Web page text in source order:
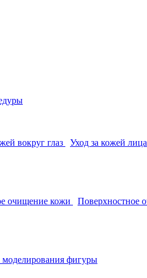
вокруг глаз Уход за кожей лица
очищение кожи Поверхностное
фигуры